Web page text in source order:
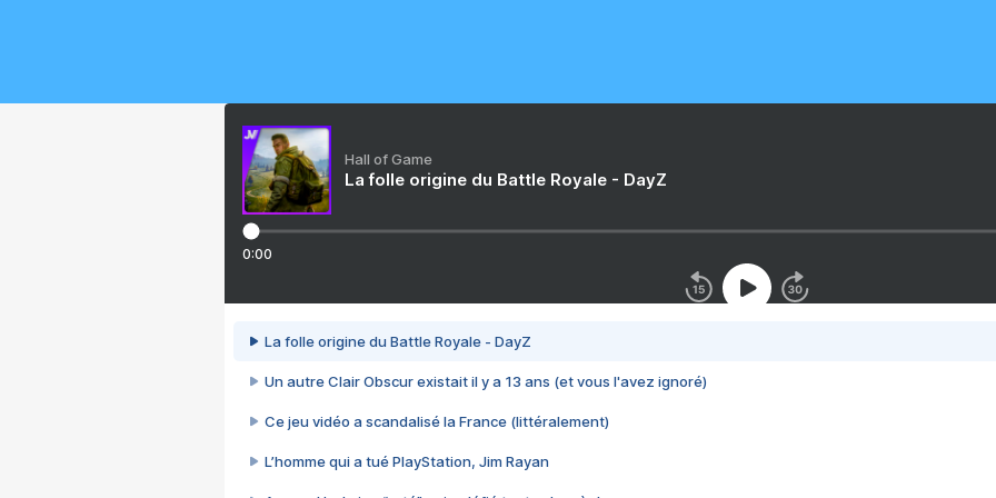
Hall of Game
La folle origine du Battle Royale - DayZ
0:00
La folle origine du Battle Royale - DayZ
Un autre Clair Obscur existait il y a 13 ans (et vous l'avez ignoré)
Ce jeu vidéo a scandalisé la France (littéralement)
L’homme qui a tué PlayStation, Jim Rayan